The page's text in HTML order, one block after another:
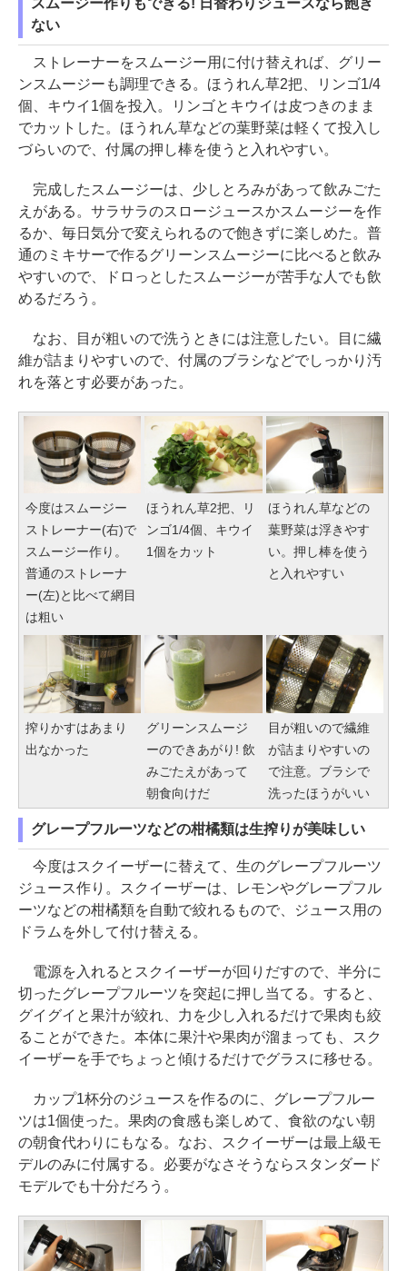
スムージー作りもできる! 日替わりジュースなら飽き
ない
ストレーナーをスムージー用に付け替えれば、グリー
ンスムージーも調理できる。ほうれん草2把、リンゴ1/4
個、キウイ1個を投入。リンゴとキウイは皮つきのまま
でカットした。ほうれん草などの葉野菜は軽くて投入し
づらいので、付属の押し棒を使うと入れやすい。
完成したスムージーは、少しとろみがあって飲みごた
えがある。サラサラのスロージュースかスムージーを作
るか、毎日気分で変えられるので飽きずに楽しめた。普
通のミキサーで作るグリーンスムージーに比べると飲み
やすいので、ドロっとしたスムージーが苦手な人でも飲
めるだろう。
なお、目が粗いので洗うときには注意したい。目に繊
維が詰まりやすいので、付属のブラシなどでしっかり汚
れを落とす必要があった。
今度はスムージー
ストレーナー(右)で
スムージー作り。
普通のストレーナ
ー(左)と比べて網目
は粗い
ほうれん草2把、リ
ンゴ1/4個、キウイ
1個をカット
ほうれん草などの
葉野菜は浮きやす
い。押し棒を使う
と入れやすい
搾りかすはあまり
出なかった
グリーンスムージ
ーのできあがり! 飲
みごたえがあって
朝食向けだ
目が粗いので繊維
が詰まりやすいの
で注意。ブラシで
洗ったほうがいい
グレープフルーツなどの柑橘類は生搾りが美味しい
今度はスクイーザーに替えて、生のグレープフルーツ
ジュース作り。スクイーザーは、レモンやグレープフル
ーツなどの柑橘類を自動で絞れるもので、ジュース用の
ドラムを外して付け替える。
電源を入れるとスクイーザーが回りだすので、半分に
切ったグレープフルーツを突起に押し当てる。すると、
グイグイと果汁が絞れ、力を少し入れるだけで果肉も絞
ることができた。本体に果汁や果肉が溜まっても、スク
イーザーを手でちょっと傾けるだけでグラスに移せる。
カップ1杯分のジュースを作るのに、グレープフルー
ツは1個使った。果肉の食感も楽しめて、食欲のない朝
の朝食代わりにもなる。なお、スクイーザーは最上級モ
デルのみに付属する。必要がなさそうならスタンダード
モデルでも十分だろう。